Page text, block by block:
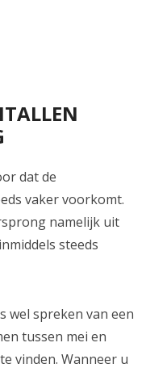
dat de
vaker voorkomt.
namelijk uit
steeds
wel spreken van een
tussen mei en
vinden. Wanneer u